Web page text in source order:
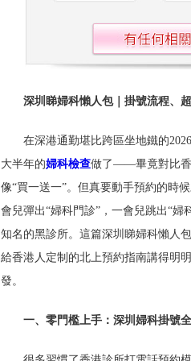
深圳睇婦科懶人包｜掛號流程、
在深港通勤堪比跨區坐地鐵的
大半年的婦科檢查做了——畢竟對比香
像“買一送一”。但真要動手預約的時
會兒彈出“婦科門診”，一會兒跳出“
知名的黑診所。這篇深圳睇婦科懶人
給香港人定制的北上預約指南講得明
發。
一、零門檻上手：深圳婦科掛號